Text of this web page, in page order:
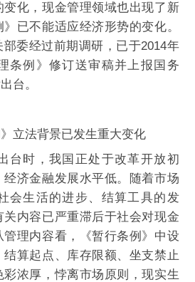
化，现金管理领域也出现了新
已不能适应经济形势的变化。
委经过前期调研，已于2014年
条例》修订送审稿并上报国务
台。
法背景已发生重大变化
时，我国正处于改革开放初
济金融发展水平低。随着市场
会生活的进步、结算工具的发
关内容已严重滞后于社会对现金
理内容看，《暂行条例》中设
算起点、库存限额、坐支禁止
浓厚，悖离市场原则，现实生